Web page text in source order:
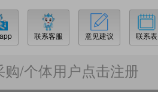
联系客服 意见建议 联系表
/个体用户点击注册